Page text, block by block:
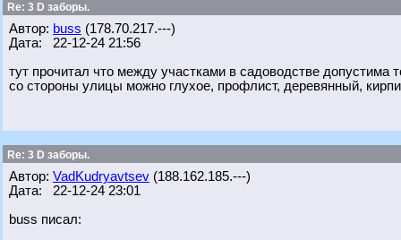
Re: 3 D заборы.
Автор: buss (178.70.217.---)
Дата: 22-12-24 21:56
тут прочитал что между участками в садоводстве
со стороны улицы можно глухое, профлист, деревянный,
Re: 3 D заборы.
Автор: VadKudryavtsev (188.162.185.---)
Дата: 22-12-24 23:01
buss писал: